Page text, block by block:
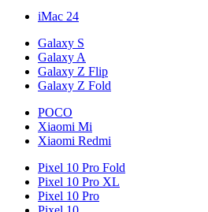
iMac 24
Galaxy S
Galaxy A
Galaxy Z Flip
Galaxy Z Fold
POCO
Xiaomi Mi
Xiaomi Redmi
Pixel 10 Pro Fold
Pixel 10 Pro XL
Pixel 10 Pro